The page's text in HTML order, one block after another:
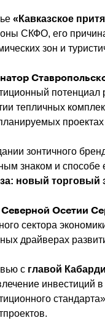
«Кавказское
СКФО, его
зон и
потенциал
тепличных
проектах
зонтичного
знаком и способе
новый торговый
Северной Осетии
сектора
драйверах
с главой
инвестиций